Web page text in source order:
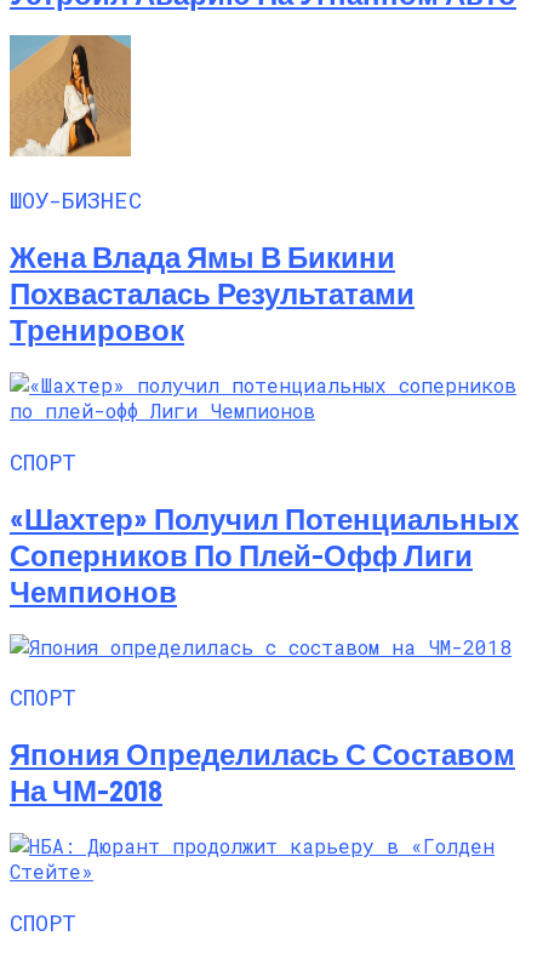
ШОУ-БИЗНЕС
Жена Влада Ямы В Бикини
Похвасталась Результатами
Тренировок
СПОРТ
«Шахтер» Получил Потенциальных
Соперников По Плей-Офф Лиги
Чемпионов
СПОРТ
Япония Определилась С Составом
На ЧМ-2018
СПОРТ